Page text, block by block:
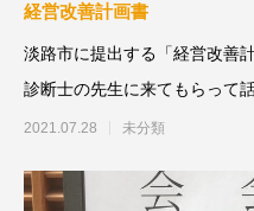
経営改善計画書
淡路市に提出する「経営改善
診断士の先生に来てもらって
旅行で来てくれる小・
2021.07.28 未分類